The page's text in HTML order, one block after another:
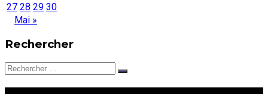
27 28 29 30
Mai »
Rechercher
Rechercher: